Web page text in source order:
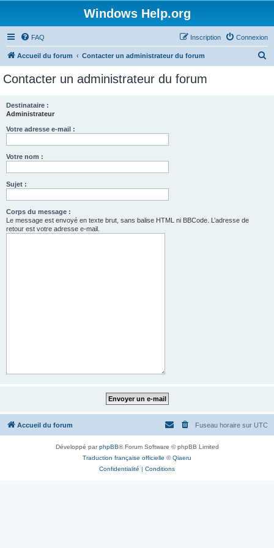
Windows Help.org
FAQ Connexion
Inscription
Accueil du forum Contacter un administrateur du forum
Contacter un administrateur du forum
Destinataire :
Administrateur
Votre adresse e-mail :
Votre nom :
Sujet :
Corps du message :
Le message est envoyé en texte brut, sans balise HTML ni BBCode. L’adresse de
retour est votre adresse e-mail.
Accueil du forum Fuseau horaire sur UTC
Développé parphpBB® Forum Software © phpBB Limited
Traduction française officielle ©Qiaeru
Confidentialité | Conditions